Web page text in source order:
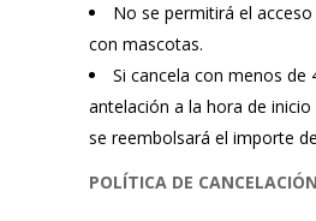
No se permitirá el acceso
con mascotas.
Si cancela con menos de
antelación a la hora de
se reembolsará el importe
POLÍTICA DE CANCELACIÓN